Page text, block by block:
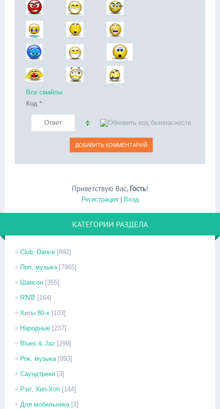
Все смайлы
Код *:
Приветствую Вас, Гость!
Регистрация| Вход
КАТЕГОРИИ РАЗДЕЛА
Club, Dance [892]
Поп, музыка [7965]
Шансон [355]
R'N'B [164]
Хиты 80-х [103]
Народные [237]
Blues & Jaz [299]
Рок, музыка [993]
Саундтреки [3]
Рэп, Хип-Хоп [144]
Для мобильника [1]